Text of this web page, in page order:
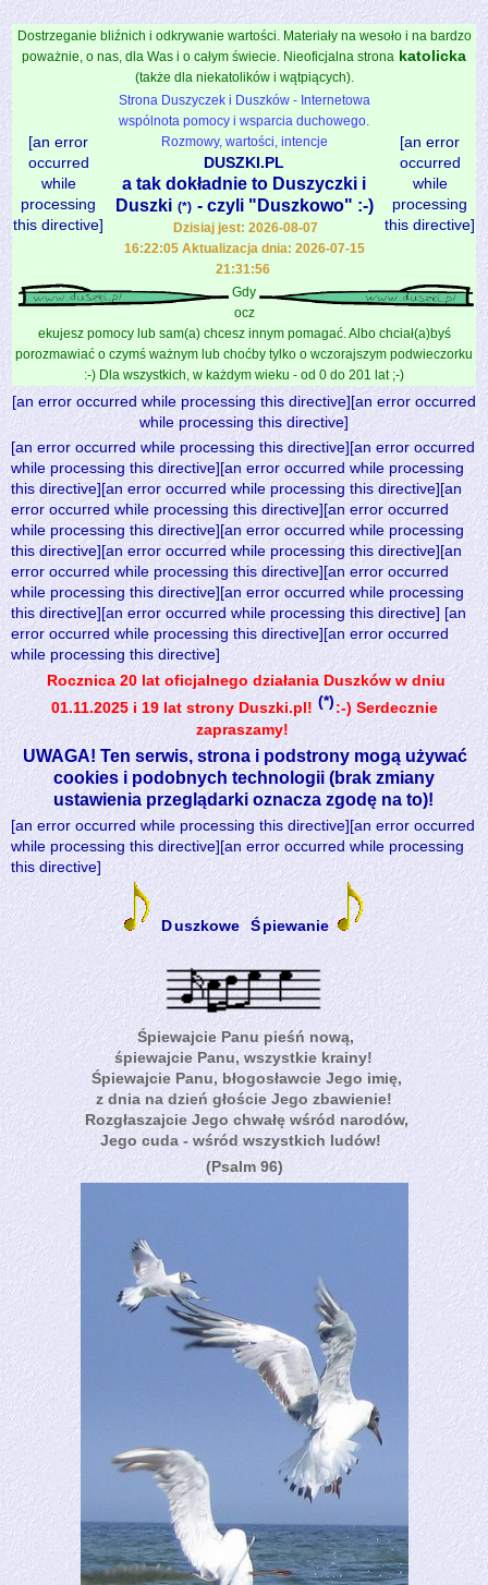
Dostrzeganie bliźnich i odkrywanie wartości. Materiały na wesoło i na bardzo
poważnie, o nas, dla Was i o całym świecie. Nieoficjalna strona katolicka
(także dla niekatolików i wątpiących).
[an error
occurred
while
processing
this directive]
Strona Duszyczek i Duszków - Internetowa
wspólnota pomocy i wsparcia duchowego.
Rozmowy, wartości, intencje
DUSZKI.PL
a tak dokładnie to Duszyczki i
Duszki (*) - czyli "Duszkowo" :-)
Dzisiaj jest: 2026-08-07
16:22:05 Aktualizacja dnia: 2026-07-15
21:31:56
[an error
occurred
while
processing
this directive]
Gdy
ocz
ekujesz pomocy lub sam(a) chcesz innym pomagać. Albo chciał(a)byś
porozmawiać o czymś ważnym lub choćby tylko o wczorajszym podwieczorku
:-) Dla wszystkich, w każdym wieku - od 0 do 201 lat ;-)
[an error occurred while processing this directive][an error occurred
while processing this directive]
[an error occurred while processing this directive][an error occurred
while processing this directive][an error occurred while processing
this directive][an error occurred while processing this directive][an
error occurred while processing this directive][an error occurred
while processing this directive][an error occurred while processing
this directive][an error occurred while processing this directive][an
error occurred while processing this directive][an error occurred
while processing this directive][an error occurred while processing
this directive][an error occurred while processing this directive] [an
error occurred while processing this directive][an error occurred
while processing this directive]
Rocznica 20 lat oficjalnego działania Duszków w dniu
01.11.2025 i 19 lat strony Duszki.pl! (*):-) Serdecznie
zapraszamy!
UWAGA! Ten serwis, strona i podstrony mogą używać
cookies i podobnych technologii (brak zmiany
ustawienia przeglądarki oznacza zgodę na to)!
[an error occurred while processing this directive][an error occurred
while processing this directive][an error occurred while processing
this directive]
DuszkoweŚpiewanie
Śpiewajcie Panu pieśń nową,
śpiewajcie Panu, wszystkie krainy!
Śpiewajcie Panu, błogosławcie Jego imię,
z dnia na dzień głoście Jego zbawienie!
Rozgłaszajcie Jego chwałę wśród narodów,
Jego cuda - wśród wszystkich ludów!
(Psalm 96)